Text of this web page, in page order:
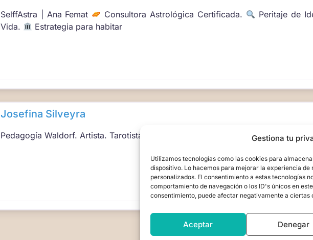
Gestiona tu
Utilizamos tecnologías como las cookies para
dispositivo. Lo hacemos para mejorar la experiencia
personalizados. El consentimiento a estas tecnologías
comportamiento de navegación o los ID's únicos en
consentimiento, puede afectar negativamente a
Aceptar Denegar
SelffAstra | Ana Femat Consultora Astrológica Certificada.
Peritaje de
Vida.
Estrategia para habitar
Josefina Silveyra
Pedagogía Waldorf. Artista. Tarotista Evolutiva. Astrología y Coaching.